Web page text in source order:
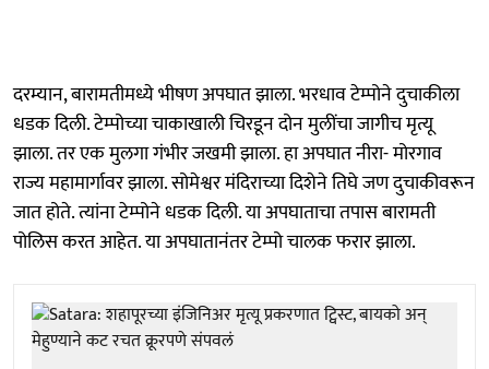
दरम्यान, बारामतीमध्ये भीषण अपघात झाला. भरधाव टेम्पोने दुचाकीला
धडक दिली. टेम्पोच्या चाकाखाली चिरडून दोन मुलींचा जागीच मृत्यू
झाला. तर एक मुलगा गंभीर जखमी झाला. हा अपघात नीरा- मोरगाव
राज्य महामार्गावर झाला. सोमेश्वर मंदिराच्या दिशेने तिघे जण दुचाकीवरून
जात होते. त्यांना टेम्पोने धडक दिली. या अपघाताचा तपास बारामती
पोलिस करत आहेत. या अपघातानंतर टेम्पो चालक फरार झाला.